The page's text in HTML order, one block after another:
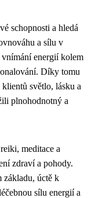
schopnosti a hledá
a sílu v
vnímání energií kolem
Díky tomu
světlo, lásku a
plnohodnotný a
meditace a
zdraví a pohody.
základu, úctě k
sílu energií a